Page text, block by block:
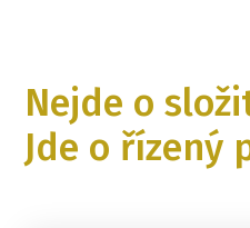
Nejde o
Jde o řízený